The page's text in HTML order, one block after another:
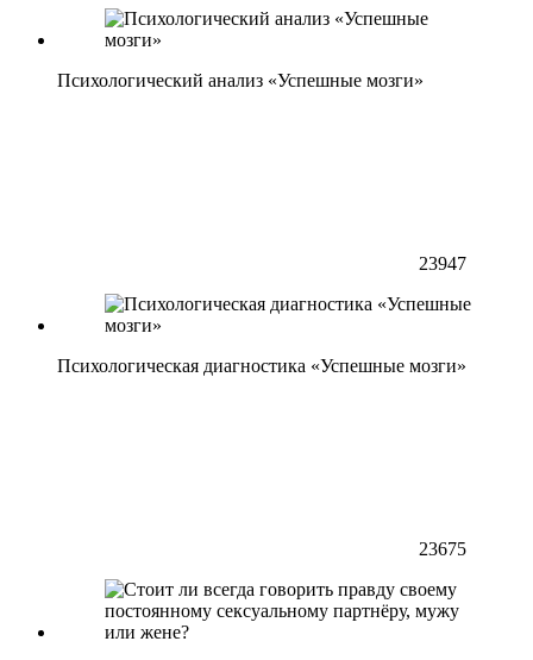
Психологический анализ «Успешные мозги»
23947
Психологическая диагностика «Успешные мозги»
23675